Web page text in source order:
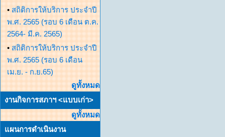
• สถิติการให้บริการ ประจำปี
พ.ศ. 2565 (รอบ 6 เดือน ต.ค.
2564- มี.ค. 2565)
• สถิติการให้บริการ ประจำปี
พ.ศ. 2565 (รอบ 6 เดือน
เม.ย. - ก.ย.65)
ดูทั้งหมด
งานกิจการสภาฯ <แบบเก่า>
ดูทั้งหมด
แผนการดำเนินงาน